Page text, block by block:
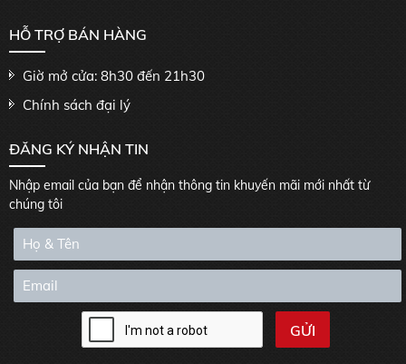
HỖ TRỢ BÁN HÀNG
Giờ mở cửa: 8h30 đến 21h30
Chính sách đại lý
ĐĂNG KÝ NHẬN TIN
Nhập email của bạn để nhận thông tin khuyến mãi mới nhất từ
chúng tôi